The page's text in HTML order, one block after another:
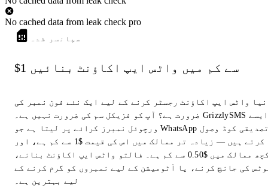
No cached data from leak check pro
سپانسر شدہ
$1 سے کم میں واٹس ایپ اکاؤنٹ بنائیں
نیا واٹس ایپ اکاؤنٹ رجسٹر کرنے کے لیے ایک نئے فون نمبر کی
ضرورت ہے؟ آپ کو فزیکل سم کی ضرورت نہیں ہے۔ GrizzlySMS ایسے
ورچوئل نمبرز کرائے پر لیتا ہے جو WhatsApp تصدیقی کوڈ وصول
کرتے ہیں — زیادہ تر ممالک میں اس کی قیمت $1 سے کم ہے، اور
کچھ ممالک میں $0.50 سے کم ہے۔ فالتو واٹس ایپ اکاؤنٹ بنانے،
کی جانچ کرنے، یا آٹومیشن کے لیے نمبروں کو گرم کرنے کے
لیے بہترین ہے۔